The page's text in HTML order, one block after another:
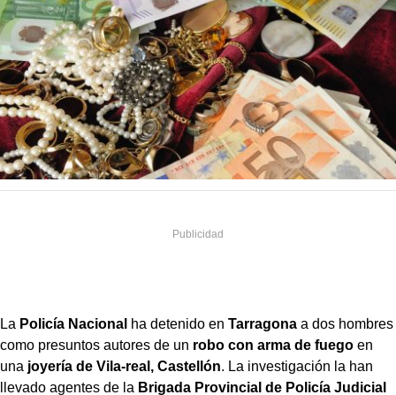
La Policía Nacional ha detenido en Tarragona a dos hombres
como presuntos autores de un robo con arma de fuego en
una joyería de Vila-real, Castellón. La investigación la han
llevado agentes de la Brigada Provincial de Policía Judicial